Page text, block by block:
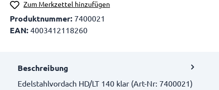
Zum Merkzettel hinzufügen
Produktnummer: 7400021
EAN: 4003412118260
Beschreibung
Edelstahlvordach HD/LT 140 klar (Art-Nr: 7400021)